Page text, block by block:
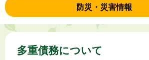
防災・災害情報
多重債務について